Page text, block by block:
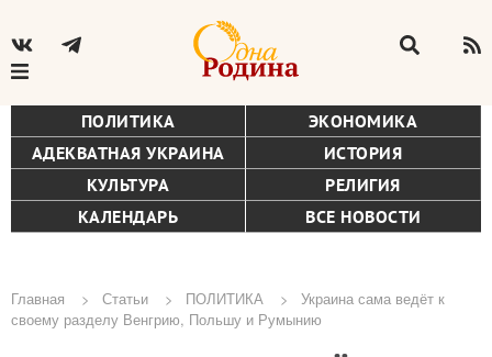
ПОЛИТИКА
ЭКОНОМИКА
АДЕКВАТНАЯ УКРАИНА
ИСТОРИЯ
КУЛЬТУРА
РЕЛИГИЯ
КАЛЕНДАРЬ
ВСЕ НОВОСТИ
Строка
Главная Статьи ПОЛИТИКА
Украина сама ведёт к
своему разделу Венгрию, Польшу и Румынию